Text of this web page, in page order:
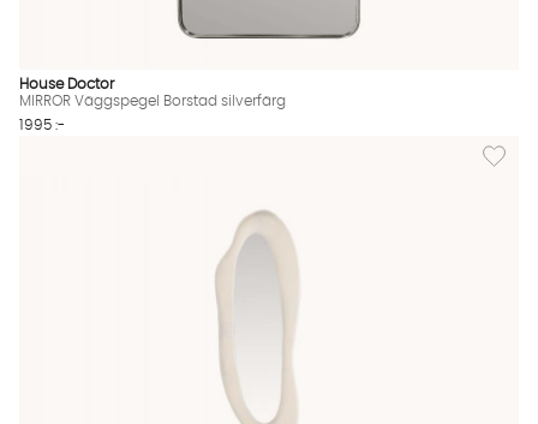
House Doctor
MIRROR Väggspegel Borstad silverfärg
1995 :-
Lägg